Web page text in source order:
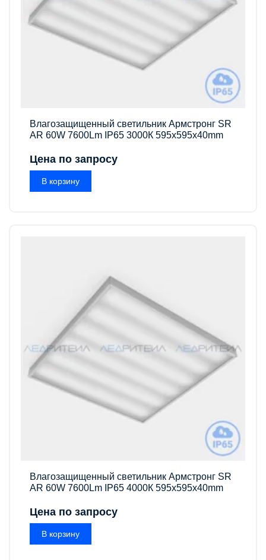
Влагозащищенный светильник Армстронг SR
AR 60W 7600Lm IP65 3000К 595x595x40mm
Цена по запросу
В корзину
Влагозащищенный светильник Армстронг SR
AR 60W 7600Lm IP65 4000К 595x595x40mm
Цена по запросу
В корзину